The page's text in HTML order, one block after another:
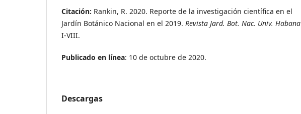
Citación: Rankin, R. 2020. Reporte de la investigación científica en el
Jardín Botánico Nacional en el 2019. Revista Jard. Bot. Nac. Univ. Habana
I-VIII.
Publicado en línea: 10 de octubre de 2020.
Descargas